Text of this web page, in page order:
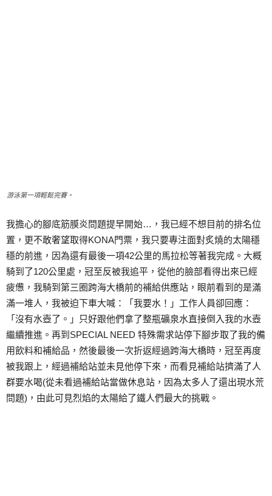
游泳第一項輕鬆完賽。
我擔心的腳底筋膜炎問題提早開始…，我已經不想目前的排名位
置，更不敢奢望取得KONA門票，我只要專注面對炙燒的太陽穩
穩的前進，因為還有最後一項42公里的馬拉松等著我完成。大概
騎到了120公里處，冠至反被我追平，從他的臉部看得出來已經
疲憊，我騎到第三圈跨海大橋前的補給供應站，眼前看到的是滿
滿一堆人，我被迫下車大喊：「我要水！」工作人員卻回應：
「沒有水壺了。」只好跟他們拿了整瓶礦泉水直接倒入我的水壺
繼續推進。再到SPECIAL NEED 特殊需求站停下腳步取了我的備
用飲料和補給品，然後最後一次折返經過跨海大橋時，冠至再度
被我跟上，經過補給站並未見他停下來，而看見補給站擠滿了人
群要水喝(從未看過補給站當做休息站，因為太多人了還出現水荒
問題)，由此可見烈焰的太陽給了鐵人們最大的挑戰。